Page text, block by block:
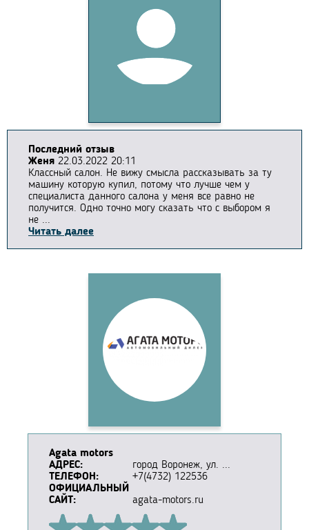
Последний отзыв
Женя 22.03.2022 20:11
Классный салон. Не вижу смысла рассказывать за ту
машину которую купил, потому что лучше чем у
специалиста данного салона у меня все равно не
получится. Одно точно могу сказать что с выбором я
не ...
Читать далее
Agata motors
АДРЕС:
город Воронеж, ул. ...
ТЕЛЕФОН:
+7(4732) 122536
ОФИЦИАЛЬНЫЙ
САЙТ:
agata-motors.ru